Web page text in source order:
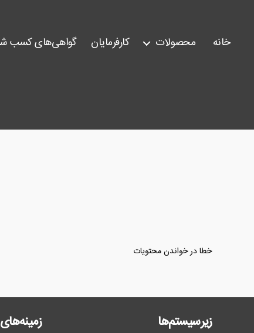
خانه محصولات کارفرمایان گواهی‌های کسب
خطا در خواندن محتویات
زیرسیستم‌ها